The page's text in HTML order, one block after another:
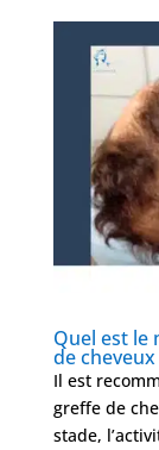
Quel est le
de cheveux
Il est
greffe de
stade,